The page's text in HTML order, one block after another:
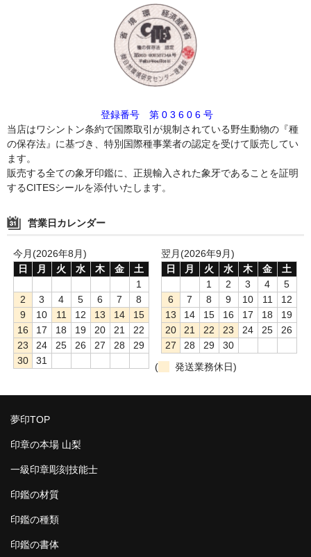
登録番号 第 0 3 6 0 6 号
当店はワシントン条約で国際取引が規制されている野生動物の『種
の保存法』に基づき、特別国際種事業者の認定を受けて販売してい
ます。
販売する全ての象牙印鑑に、正規輸入された象牙であることを証明
するCITESシールを添付いたします。
営業日カレンダー
今月(2026年8月)
日
月 火 水 木 金
土
1
2
3 4 5 6 7
8
9
10 11 12 13 14
15
16
17 18 19 20 21
22
23
24 25 26 27 28
29
30
31
翌月(2026年9月)
日
月 火 水 木 金
土
1
2 3 4
5
6
7 8 9 10 11
12
13
14 15 16 17 18
19
20
21 22 23 24 25
26
27
28 29
30
(
発送業務休日)
夢印TOP
印章の本場 山梨
一級印章彫刻技能士
印鑑の材質
印鑑の種類
印鑑の書体